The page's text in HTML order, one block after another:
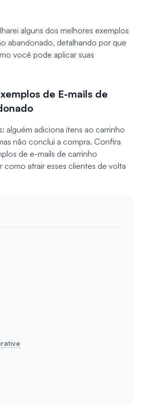
alguns dos melhores exemplos
abandonado, detalhando por que
você pode aplicar suas
de E-mails de
alguém adiciona itens ao carrinho
não conclui a compra. Confira
de e-mails de carrinho
como atrair esses clientes de volta